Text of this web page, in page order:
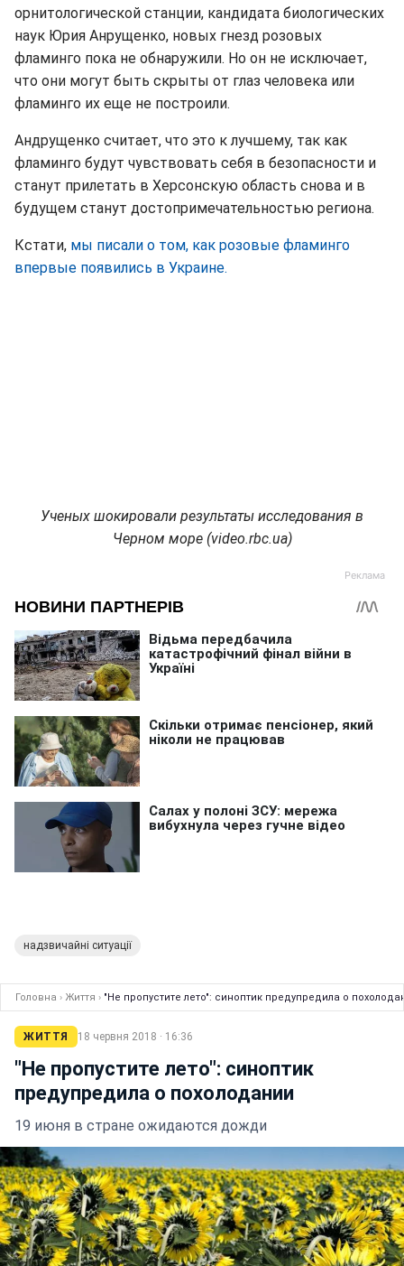
орнитологической станции, кандидата биологических
наук Юрия Анрущенко, новых гнезд розовых
фламинго пока не обнаружили. Но он не исключает,
что они могут быть скрыты от глаз человека или
фламинго их еще не построили.
Андрущенко считает, что это к лучшему, так как
фламинго будут чувствовать себя в безопасности и
станут прилетать в Херсонскую область снова и в
будущем станут достопримечательностью региона.
Кстати, мы писали о том, как розовые фламинго
впервые появились в Украине.
Ученых шокировали результаты исследования в
Черном море (video.rbc.ua)
надзвичайні ситуації
Головна › Життя › "Не пропустите лето": синоптик предупредила о
ЖИТТЯ 18 червня 2018 · 16:36
"Не пропустите лето": синоптик
предупредила о похолодании
19 июня в стране ожидаются дожди